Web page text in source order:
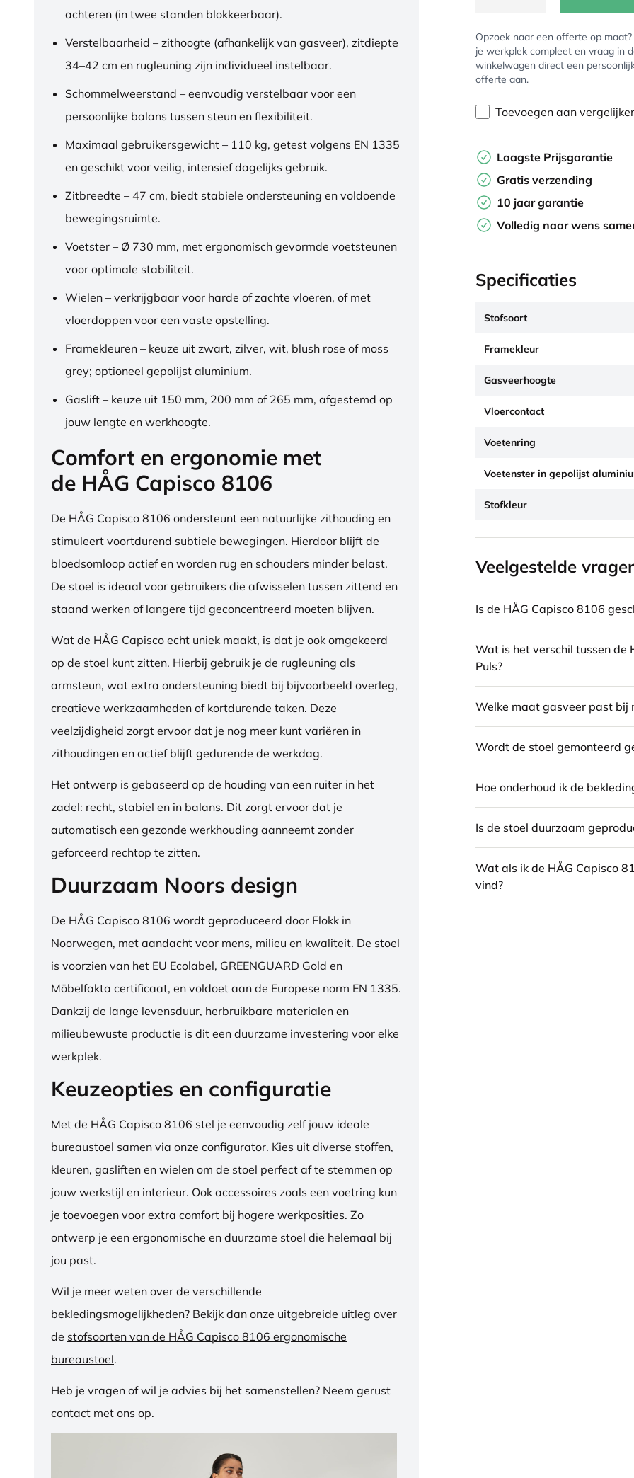
achteren (in twee standen blokkeerbaar).
Verstelbaarheid – zithoogte (afhankelijk van gasveer), zitdiepte
34–42 cm en rugleuning zijn individueel instelbaar.
Schommelweerstand – eenvoudig verstelbaar voor een
persoonlijke balans tussen steun en flexibiliteit.
Maximaal gebruikersgewicht – 110 kg, getest volgens EN 1335
en geschikt voor veilig, intensief dagelijks gebruik.
Zitbreedte – 47 cm, biedt stabiele ondersteuning en voldoende
bewegingsruimte.
Voetster – Ø 730 mm, met ergonomisch gevormde voetsteunen
voor optimale stabiliteit.
Wielen – verkrijgbaar voor harde of zachte vloeren, of met
vloerdoppen voor een vaste opstelling.
Framekleuren – keuze uit zwart, zilver, wit, blush rose of moss
grey; optioneel gepolijst aluminium.
Gaslift – keuze uit 150 mm, 200 mm of 265 mm, afgestemd op
jouw lengte en werkhoogte.
Comfort en ergonomie met
de HÅG Capisco 8106
De HÅG Capisco 8106 ondersteunt een natuurlijke zithouding en
stimuleert voortdurend subtiele bewegingen. Hierdoor blijft de
bloedsomloop actief en worden rug en schouders minder belast.
De stoel is ideaal voor gebruikers die afwisselen tussen zittend en
staand werken of langere tijd geconcentreerd moeten blijven.
Wat de HÅG Capisco echt uniek maakt, is dat je ook omgekeerd
op de stoel kunt zitten. Hierbij gebruik je de rugleuning als
armsteun, wat extra ondersteuning biedt bij bijvoorbeeld overleg,
creatieve werkzaamheden of kortdurende taken. Deze
veelzijdigheid zorgt ervoor dat je nog meer kunt variëren in
zithoudingen en actief blijft gedurende de werkdag.
Het ontwerp is gebaseerd op de houding van een ruiter in het
zadel: recht, stabiel en in balans. Dit zorgt ervoor dat je
automatisch een gezonde werkhouding aanneemt zonder
geforceerd rechtop te zitten.
Duurzaam Noors design
De HÅG Capisco 8106 wordt geproduceerd door Flokk in
Noorwegen, met aandacht voor mens, milieu en kwaliteit. De stoel
is voorzien van het EU Ecolabel, GREENGUARD Gold en
Möbelfakta certificaat, en voldoet aan de Europese norm EN 1335.
Dankzij de lange levensduur, herbruikbare materialen en
milieubewuste productie is dit een duurzame investering voor elke
werkplek.
Keuzeopties en configuratie
Met de HÅG Capisco 8106 stel je eenvoudig zelf jouw ideale
bureaustoel samen via onze configurator. Kies uit diverse stoffen,
kleuren, gasliften en wielen om de stoel perfect af te stemmen op
jouw werkstijl en interieur. Ook accessoires zoals een voetring kun
je toevoegen voor extra comfort bij hogere werkposities. Zo
ontwerp je een ergonomische en duurzame stoel die helemaal bij
jou past.
Wil je meer weten over de verschillende
bekledingsmogelijkheden? Bekijk dan onze uitgebreide uitleg over
de stofsoorten van de HÅG Capisco 8106 ergonomische
bureaustoel.
Heb je vragen of wil je advies bij het samenstellen? Neem gerust
contact met ons op.
Opzoek naar een offerte op
je werkplek compleet en vraag in
winkelwagen direct een
offerte aan.
Toevoegen aan vergelijker
Laagste Prijsgarantie
Gratis verzending
10 jaar garantie
Volledig naar wens
Specificaties
Stofsoort
Framekleur
Gasveerhoogte
Vloercontact
Voetenring
Voetenster in gepolijst
Stofkleur
Veelgestelde
Is de HÅG Capisco 8106
Wat is het verschil tussen de
Puls?
Welke maat gasveer past bij
Wordt de stoel gemonteerd
Hoe onderhoud ik de
Is de stoel duurzaam
Wat als ik de HÅG Capisco
vind?